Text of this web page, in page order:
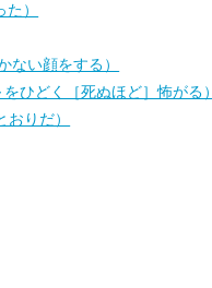
）
ない顔をする）
ひどく［死ぬほど］怖がる）
おりだ）